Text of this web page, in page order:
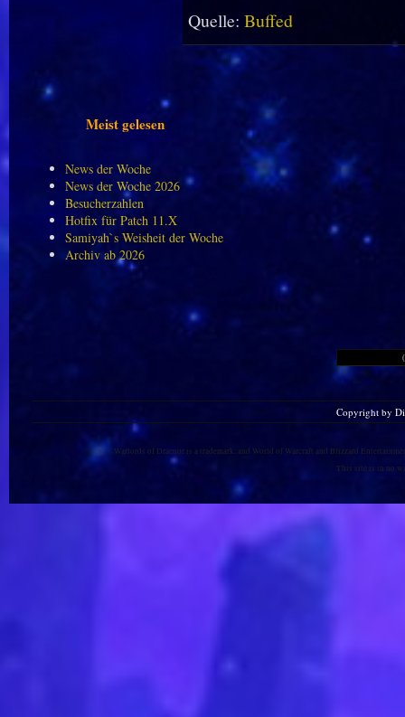
Quelle: Buffed
Meist gelesen
News der Woche
News der Woche 2026
Besucherzahlen
Hotfix für Patch 11.X
Samiyah`s Weisheit der Woche
Archiv ab 2026
Copyright by
Warlords of Draenor is a trademark, and World of Warcraft and Blizzard
This site is in no